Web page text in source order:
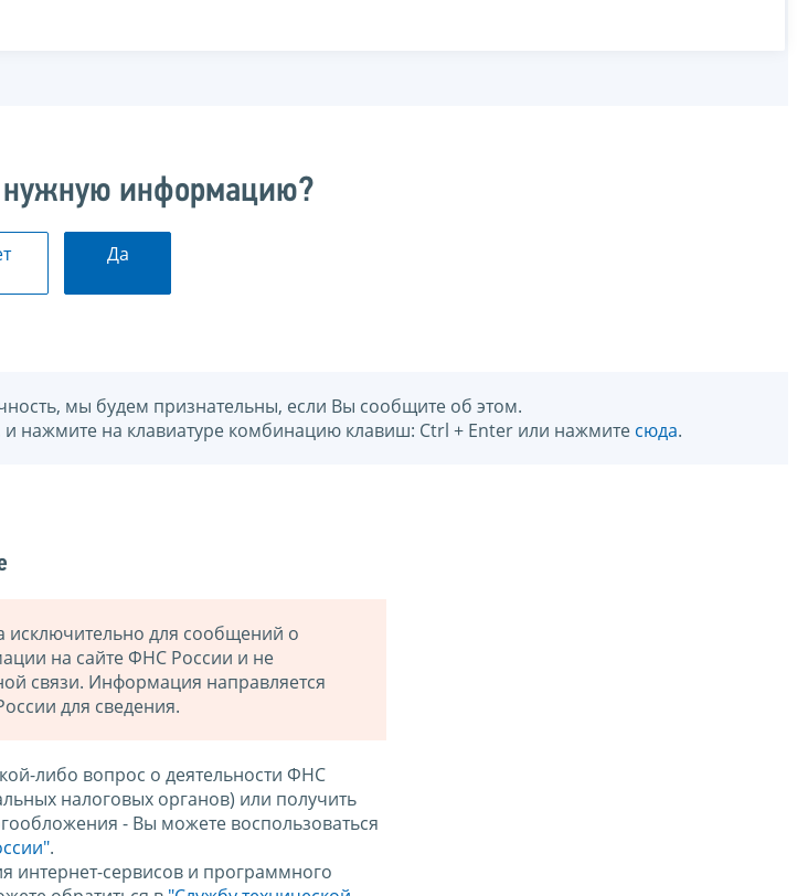
информацию?
Да
мы будем признательны, если Вы сообщите об этом.
нажмите на клавиатуре комбинацию клавиш: Ctrl + Enter или нажмите сюда.
для сообщений о
на сайте ФНС России и не
связи. Информация направляется
для сведения.
либо вопрос о деятельности ФНС
налоговых органов) или получить
- Вы можете воспользоваться
.
интернет-сервисов и программного